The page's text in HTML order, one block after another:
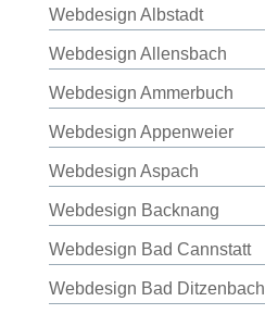
Webdesign Albstadt
Webdesign Allensbach
Webdesign Ammerbuch
Webdesign Appenweier
Webdesign Aspach
Webdesign Backnang
Webdesign Bad Cannstatt
Webdesign Bad Ditzenbach